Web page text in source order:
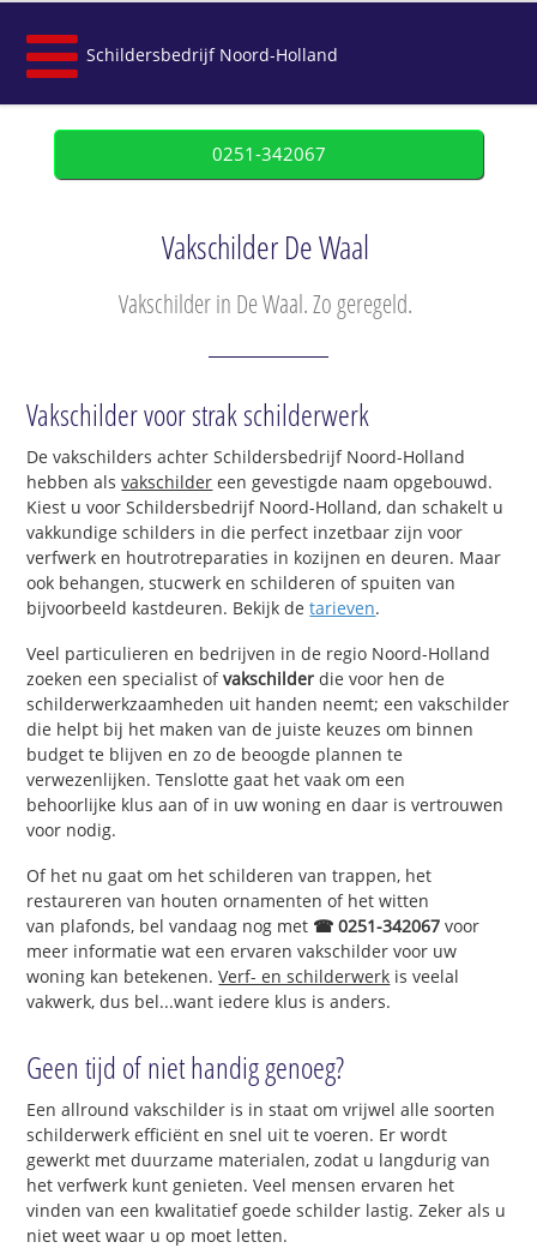
Schildersbedrijf Noord-Holland
0251-342067
Vakschilder De Waal
Vakschilder in De Waal. Zo geregeld.
Vakschilder voor strak schilderwerk
De vakschilders achter Schildersbedrijf Noord-Holland
hebben alsvakschilder een gevestigde naam opgebouwd.
Kiest u voor Schildersbedrijf Noord-Holland, dan schakelt u
vakkundige schilders in die perfect inzetbaar zijn voor
verfwerk en houtrotreparaties in kozijnen en deuren. Maar
ook behangen, stucwerk en schilderen of spuiten van
bijvoorbeeld kastdeuren. Bekijk detarieven.
Veel particulieren en bedrijven in de regio Noord-Holland
zoeken een specialist ofvakschilder die voor hen de
schilderwerkzaamheden uit handen neemt; een vakschilder
die helpt bij het maken van de juiste keuzes om binnen
budget te blijven en zo de beoogde plannen te
verwezenlijken. Tenslotte gaat het vaak om een
behoorlijke klus aan of in uw woning en daar is vertrouwen
voor nodig.
Of het nu gaat om het schilderen van trappen, het
restaureren van houten ornamenten of het witten
van plafonds, bel vandaag nog met ☎ 0251-342067 voor
meer informatie wat een ervaren vakschilder voor uw
woning kan betekenen.Verf- en schilderwerk is veelal
vakwerk, dus bel...want iedere klus is anders.
Geen tijd of niet handig genoeg?
Een allround vakschilder is in staat om vrijwel alle soorten
schilderwerk efficiënt en snel uit te voeren. Er wordt
gewerkt met duurzame materialen, zodat u langdurig van
het verfwerk kunt genieten. Veel mensen ervaren het
vinden van een kwalitatief goede schilder lastig. Zeker als u
niet weet waar u op moet letten.